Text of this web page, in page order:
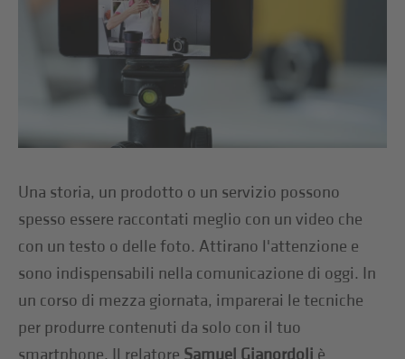
Una storia, un prodotto o un servizio possono
spesso essere raccontati meglio con un video che
con un testo o delle foto. Attirano l'attenzione e
sono indispensabili nella comunicazione di oggi. In
un corso di mezza giornata, imparerai le tecniche
per produrre contenuti da solo con il tuo
smartphone. Il relatore Samuel Gianordoli è